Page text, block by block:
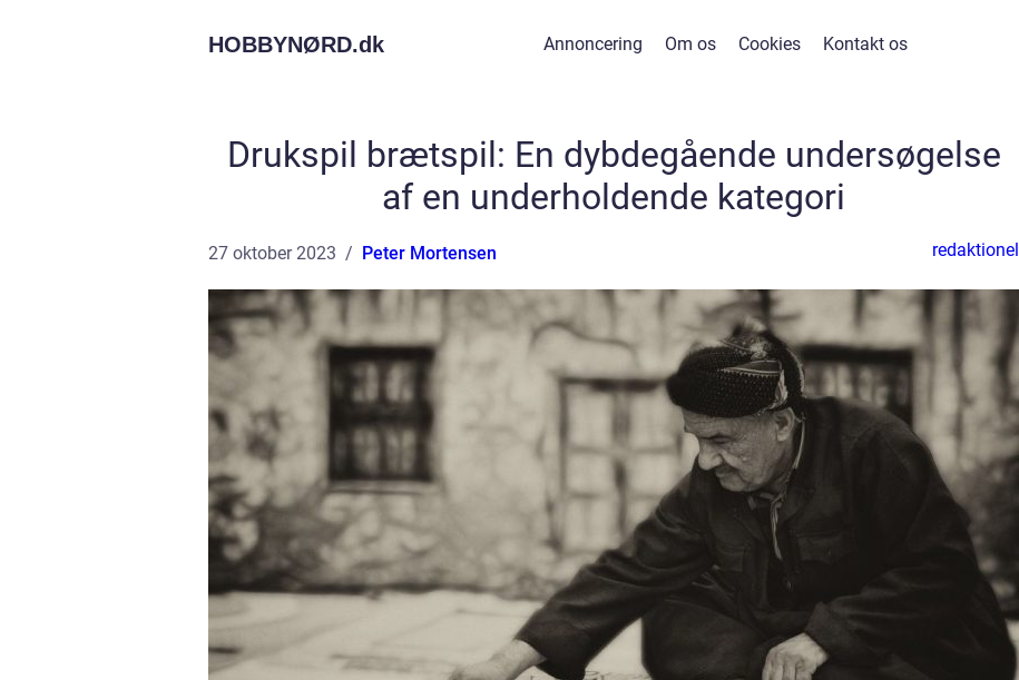
HOBBYNØRD.dk Annoncering Om os Cookies Kontakt os
Drukspil brætspil: En dybdegående undersøgelse
af en underholdende kategori
27 oktober 2023 Peter Mortensen redaktionel